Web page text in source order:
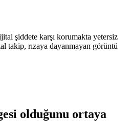
şiddete karşı korumakta yetersiz
takip, rızaya dayanmayan görüntü
olduğunu ortaya